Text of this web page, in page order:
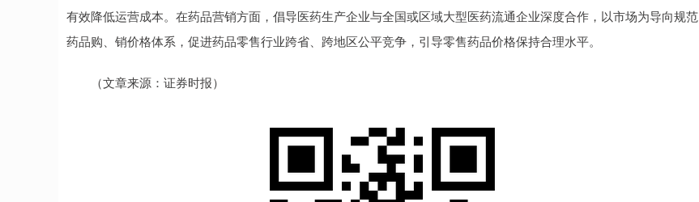
有效降低运营成本。在药品营销方面，倡导医药生产企业与全国或区域大型医药流通企业深度合作，以市场为导向规范
药品购、销价格体系，促进药品零售行业跨省、跨地区公平竞争，引导零售药品价格保持合理水平。
（文章来源：证券时报）